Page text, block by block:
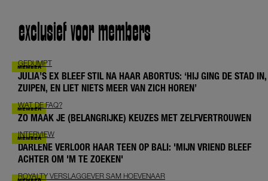
exclusief voor members
GEDUMPT
JULIA’S EX BLEEF STIL NA HAAR ABORTUS: ‘HIJ GING DE STAD IN,
ZUIPEN, EN LIET NIETS MEER VAN ZICH HOREN’
WAT DE FAQ?
ZO MAAK JE (BELANGRIJKE) KEUZES MET ZELFVERTROUWEN
INTERVIEW
DARLENE VERLOOR HAAR TEEN OP BALI: 'MIJN VRIEND BLEEF
ACHTER OM 'M TE ZOEKEN'
ROYALTY VERSLAGGEVER SAM HOEVENAAR